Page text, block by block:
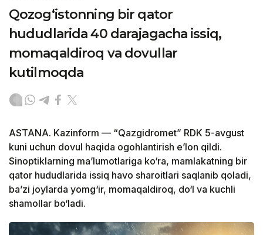
Qozog‘istonning bir qator
hududlarida 40 darajagacha issiq,
momaqaldiroq va dovullar
kutilmoqda
ASTANA. Kazinform — “Qazgidromet” RDK 5-avgust
kuni uchun dovul haqida ogohlantirish e’lon qildi.
Sinoptiklarning ma’lumotlariga ko‘ra, mamlakatning bir
qator hududlarida issiq havo sharoitlari saqlanib qoladi,
ba’zi joylarda yomg‘ir, momaqaldiroq, do‘l va kuchli
shamollar bo‘ladi.